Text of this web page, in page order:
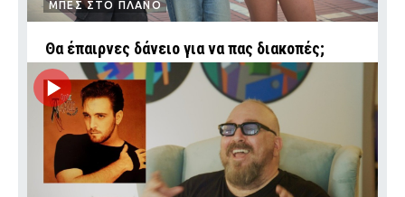
ΜΠΕΣ ΣΤΟ ΠΛΑΝΟ
Θα έπαιρνες δάνειο για να πας διακοπές;